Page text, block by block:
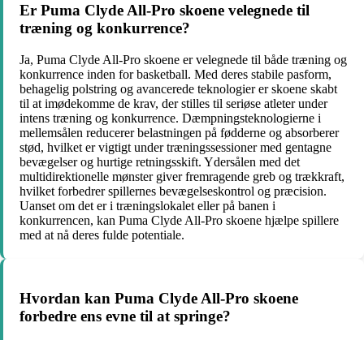
Er Puma Clyde All-Pro skoene velegnede til
træning og konkurrence?
Ja, Puma Clyde All-Pro skoene er velegnede til både træning og
konkurrence inden for basketball. Med deres stabile pasform,
behagelig polstring og avancerede teknologier er skoene skabt
til at imødekomme de krav, der stilles til seriøse atleter under
intens træning og konkurrence. Dæmpningsteknologierne i
mellemsålen reducerer belastningen på fødderne og absorberer
stød, hvilket er vigtigt under træningssessioner med gentagne
bevægelser og hurtige retningsskift. Ydersålen med det
multidirektionelle mønster giver fremragende greb og trækkraft,
hvilket forbedrer spillernes bevægelseskontrol og præcision.
Uanset om det er i træningslokalet eller på banen i
konkurrencen, kan Puma Clyde All-Pro skoene hjælpe spillere
med at nå deres fulde potentiale.
Hvordan kan Puma Clyde All-Pro skoene
forbedre ens evne til at springe?